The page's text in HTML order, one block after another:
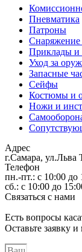
Пневматика
Патроны
Снаряжение
Приклады и
Уход за
Запасные
Сейфы
Костюмы и
Ножи и
Адрес
г.Самара, ул.Льва
Телефон
пн.-пт.: с 10:00 до
сб.: с 10:00 до
Связаться с нами
Есть вопросы
Оставьте заявку